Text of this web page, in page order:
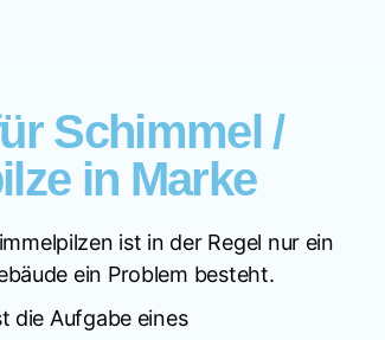
Schimmel /
in Marke
ist in der Regel nur ein
ein Problem besteht.
die Aufgabe eines